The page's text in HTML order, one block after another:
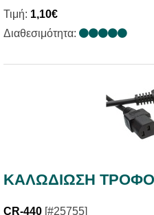
Τιμή: 1,10€
Διαθεσιμότητα:
ΚΑΛΩΔΙΩΣΗ
CR-440 [#25755]